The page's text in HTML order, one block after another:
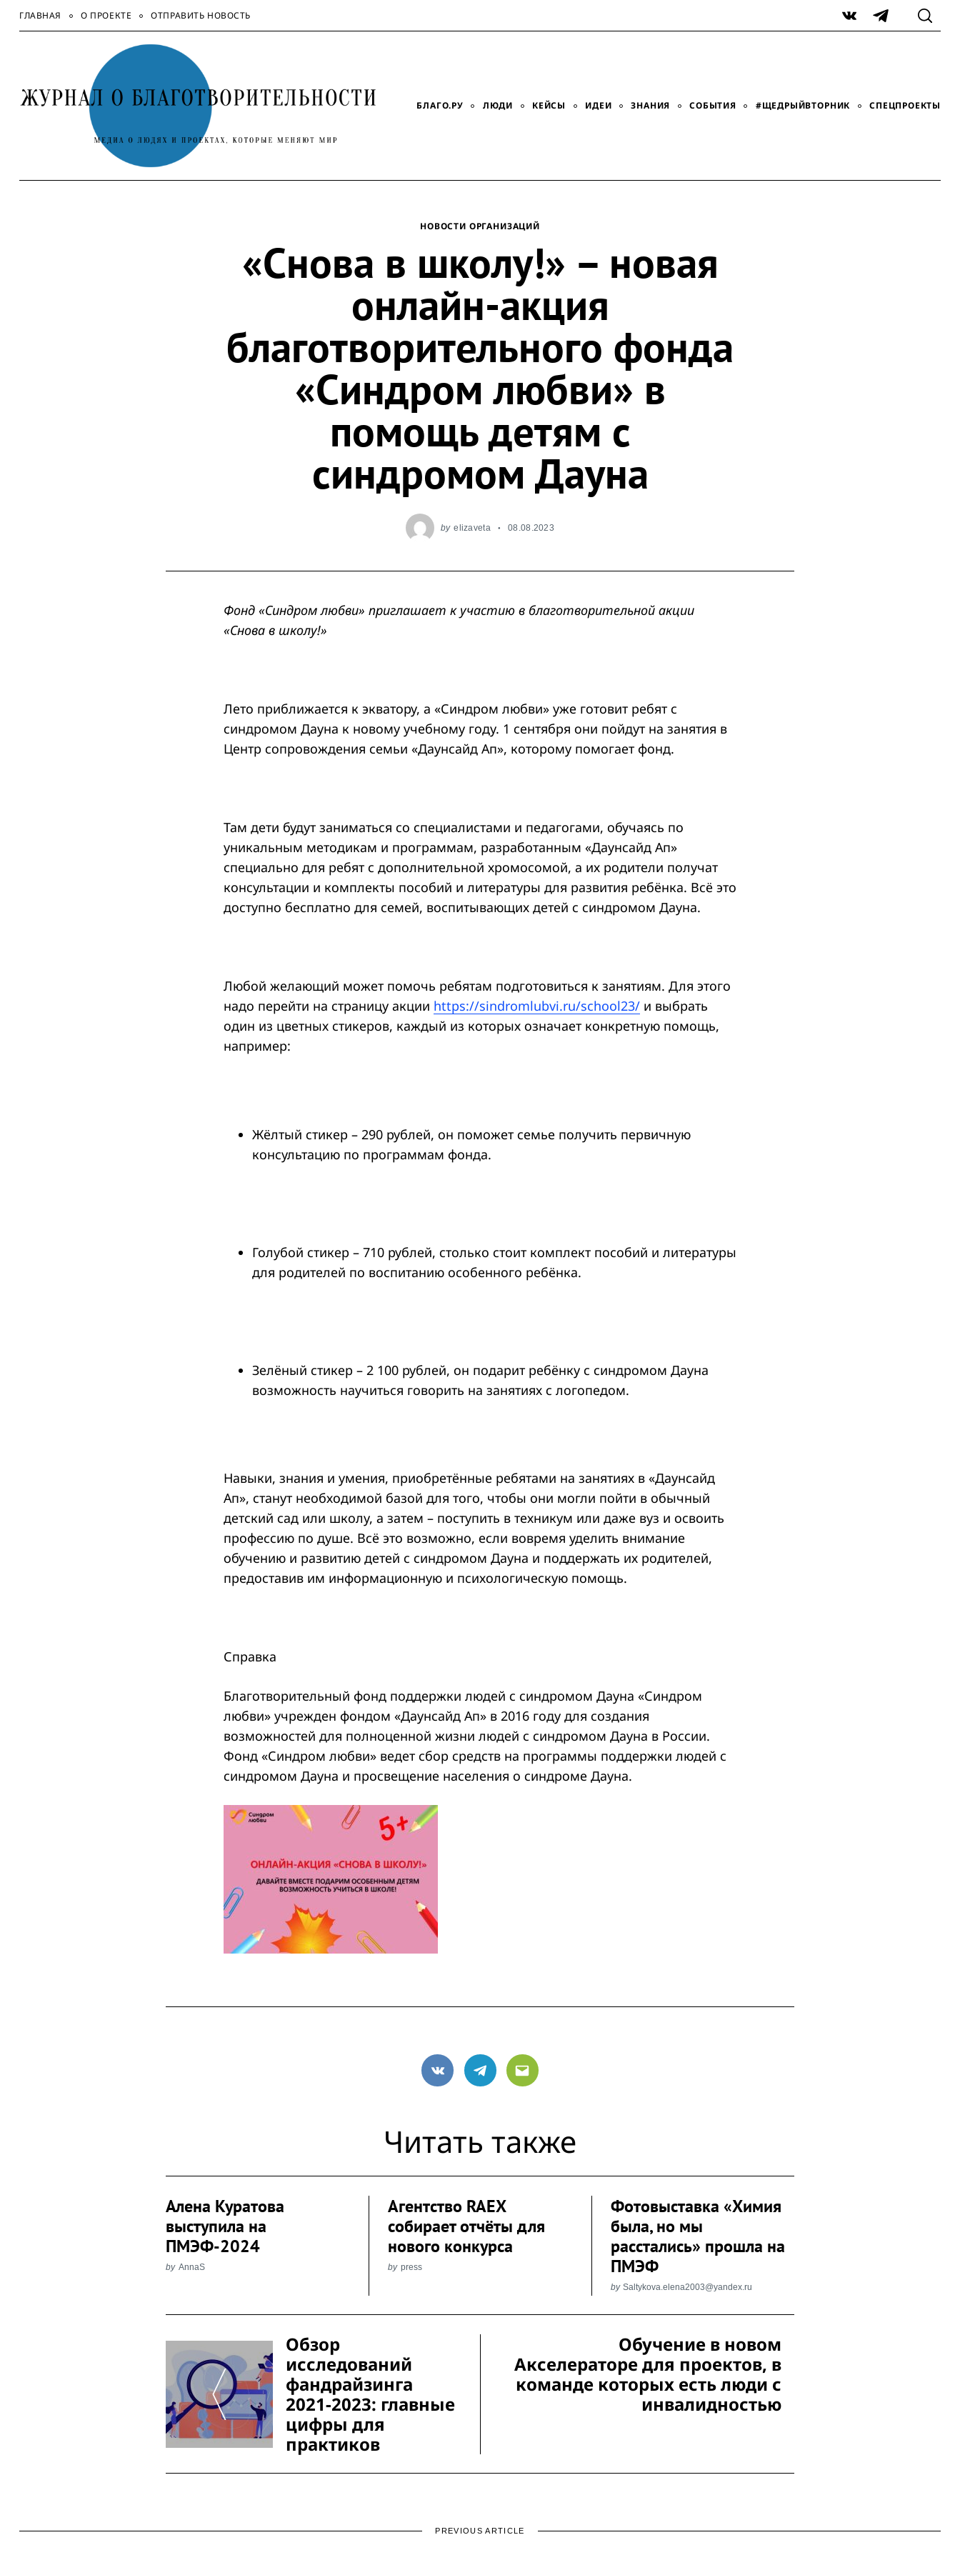
SkipГЛАВНАЯ О ПРОЕКТЕ ОТПРАВИТЬ НОВОСТЬ
VK Telegram
БЛАГО.РУ ЛЮДИ КЕЙСЫ ИДЕИ ЗНАНИЯ СОБЫТИЯ #ЩЕДРЫЙВТОРНИК СПЕЦПРОЕКТЫ
НОВОСТИ ОРГАНИЗАЦИЙ
«Снова в школу!» – новая
онлайн-акция
благотворительного фонда
«Синдром любви» в
помощь детям с
синдромом Дауна
by elizaveta 08.08.2023
Фонд «Синдром любви» приглашает к участию в благотворительной акции
«Снова в школу!»
Лето приближается к экватору, а «Синдром любви» уже готовит ребят с
синдромом Дауна к новому учебному году. 1 сентября они пойдут на занятия в
Центр сопровождения семьи «Даунсайд Ап», которому помогает фонд.
Там дети будут заниматься со специалистами и педагогами, обучаясь по
уникальным методикам и программам, разработанным «Даунсайд Ап»
специально для ребят с дополнительной хромосомой, а их родители получат
консультации и комплекты пособий и литературы для развития ребёнка. Всё это
доступно бесплатно для семей, воспитывающих детей с синдромом Дауна.
Любой желающий может помочь ребятам подготовиться к занятиям. Для этого
надо перейти на страницу акции https://sindromlubvi.ru/school23/и выбрать
один из цветных стикеров, каждый из которых означает конкретную помощь,
например:
Жёлтый стикер – 290 рублей, он поможет семье получить первичную
консультацию по программам фонда.
Голубой стикер – 710 рублей, столько стоит комплект пособий и литературы
для родителей по воспитанию особенного ребёнка.
Зелёный стикер – 2 100 рублей, он подарит ребёнку с синдромом Дауна
возможность научиться говорить на занятиях с логопедом.
Навыки, знания и умения, приобретённые ребятами на занятиях в «Даунсайд
Ап», станут необходимой базой для того, чтобы они могли пойти в обычный
детский сад или школу, а затем – поступить в техникум или даже вуз и освоить
профессию по душе. Всё это возможно, если вовремя уделить внимание
обучению и развитию детей с синдромом Дауна и поддержать их родителей,
предоставив им информационную и психологическую помощь.
Справка
Благотворительный фонд поддержки людей с синдромом Дауна «Синдром
любви» учрежден фондом «Даунсайд Ап» в 2016 году для создания
возможностей для полноценной жизни людей с синдромом Дауна в России.
Фонд «Синдром любви» ведет сбор средств на программы поддержки людей с
синдромом Дауна и просвещение населения о синдроме Дауна.
VK Telegram
Email
Читать также
Алена Куратова
выступила на
ПМЭФ-2024
by AnnaS
Агентство RAEX
собирает отчёты для
нового конкурса
by press
Фотовыставка «Химия
была, но мы
расстались» прошла на
ПМЭФ
by Saltykova.elena2003@yandex.ru
NavigationОбзор
исследований
фандрайзинга
2021-2023: главные
цифры для
практиков
Обучение в новом
Акселераторе для проектов, в
команде которых есть люди с
инвалидностью
PREVIOUS ARTICLE